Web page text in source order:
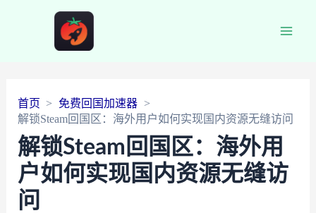
首页
免费回国加速器
解锁Steam回国区：海外用户如何实现国内资源无缝访问
解锁Steam回国区：海外用
户如何实现国内资源无缝访
问